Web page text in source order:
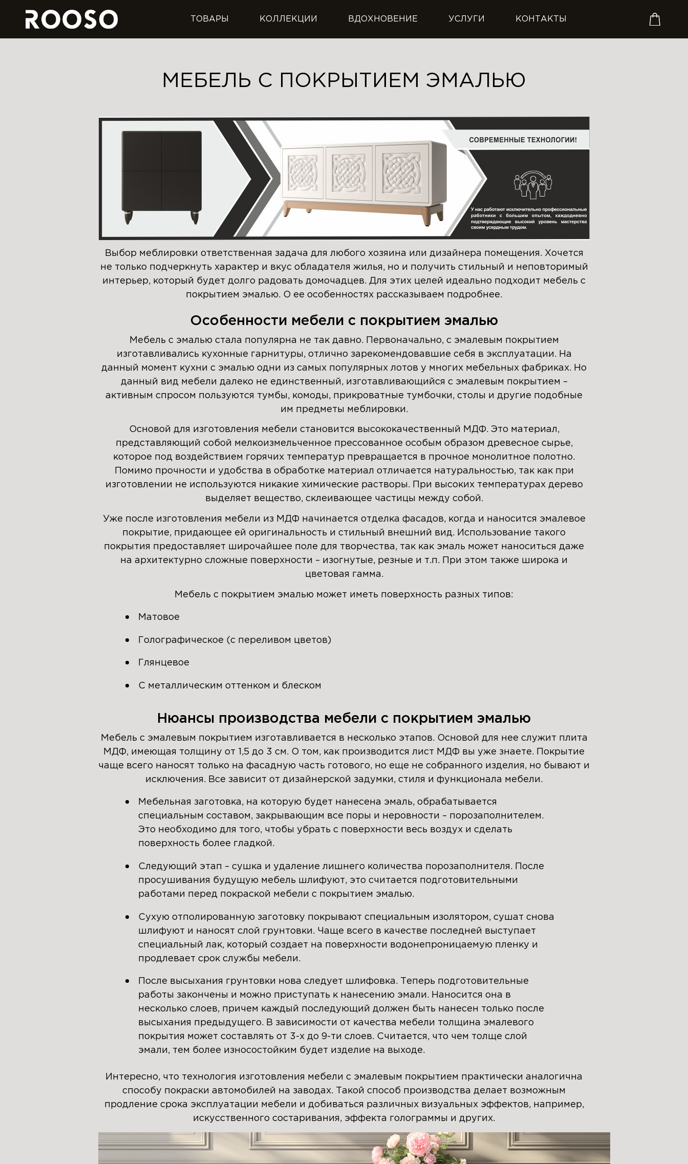
ТОВАРЫ КОЛЛЕКЦИИ ВДОХНОВЕНИЕ УСЛУГИ КОНТАКТЫ
МЕБЕЛЬ С ПОКРЫТИЕМ ЭМАЛЬЮ
Выбор меблировки ответственная задача для любого хозяина или дизайнера помещения. Хочется
не только подчеркнуть характер и вкус обладателя жилья, но и получить стильный и неповторимый
интерьер, который будет долго радовать домочадцев. Для этих целей идеально подходит мебель с
покрытием эмалью. О ее особенностях рассказываем подробнее.
Особенности мебели с покрытием эмалью
Мебель с эмалью стала популярна не так давно. Первоначально, с эмалевым покрытием
изготавливались кухонные гарнитуры, отлично зарекомендовавшие себя в эксплуатации. На
данный момент кухни с эмалью одни из самых популярных лотов у многих мебельных фабриках. Но
данный вид мебели далеко не единственный, изготавливающийся с эмалевым покрытием –
активным спросом пользуются тумбы, комоды, прикроватные тумбочки, столы и другие подобные
им предметы меблировки.
Основой для изготовления мебели становится высококачественный МДФ. Это материал,
представляющий собой мелкоизмельченное прессованное особым образом древесное сырье,
которое под воздействием горячих температур превращается в прочное монолитное полотно.
Помимо прочности и удобства в обработке материал отличается натуральностью, так как при
изготовлении не используются никакие химические растворы. При высоких температурах дерево
выделяет вещество, склеивающее частицы между собой.
Уже после изготовления мебели из МДФ начинается отделка фасадов, когда и наносится эмалевое
покрытие, придающее ей оригинальность и стильный внешний вид. Использование такого
покрытия предоставляет широчайшее поле для творчества, так как эмаль может наноситься даже
на архитектурно сложные поверхности – изогнутые, резные и т.п. При этом также широка и
цветовая гамма.
Мебель с покрытием эмалью может иметь поверхность разных типов:
Матовое
Голографическое (с переливом цветов)
Глянцевое
С металлическим оттенком и блеском
Нюансы производства мебели с покрытием эмалью
Мебель с эмалевым покрытием изготавливается в несколько этапов. Основой для нее служит плита
МДФ, имеющая толщину от 1,5 до 3 см. О том, как производится лист МДФ вы уже знаете. Покрытие
чаще всего наносят только на фасадную часть готового, но еще не собранного изделия, но бывают и
исключения. Все зависит от дизайнерской задумки, стиля и функционала мебели.
Мебельная заготовка, на которую будет нанесена эмаль, обрабатывается
специальным составом, закрывающим все поры и неровности – порозаполнителем.
Это необходимо для того, чтобы убрать с поверхности весь воздух и сделать
поверхность более гладкой.
Следующий этап – сушка и удаление лишнего количества порозаполнителя. После
просушивания будущую мебель шлифуют, это считается подготовительными
работами перед покраской мебели с покрытием эмалью.
Сухую отполированную заготовку покрывают специальным изолятором, сушат снова
шлифуют и наносят слой грунтовки. Чаще всего в качестве последней выступает
специальный лак, который создает на поверхности водонепроницаемую пленку и
продлевает срок службы мебели.
После высыхания грунтовки нова следует шлифовка. Теперь подготовительные
работы закончены и можно приступать к нанесению эмали. Наносится она в
несколько слоев, причем каждый последующий должен быть нанесен только после
высыхания предыдущего. В зависимости от качества мебели толщина эмалевого
покрытия может составлять от 3-х до 9-ти слоев. Считается, что чем толще слой
эмали, тем более износостойким будет изделие на выходе.
Интересно, что технология изготовления мебели с эмалевым покрытием практически аналогична
способу покраски автомобилей на заводах. Такой способ производства делает возможным
продление срока эксплуатации мебели и добиваться различных визуальных эффектов, например,
искусственного состаривания, эффекта голограммы и других.